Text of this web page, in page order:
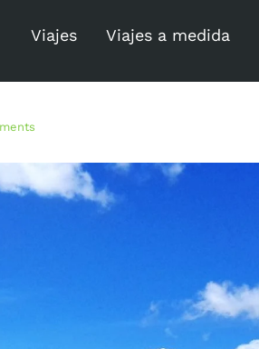
Viajes Viajes a medida